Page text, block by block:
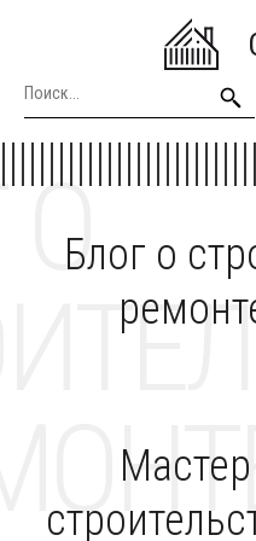
Блог о
О